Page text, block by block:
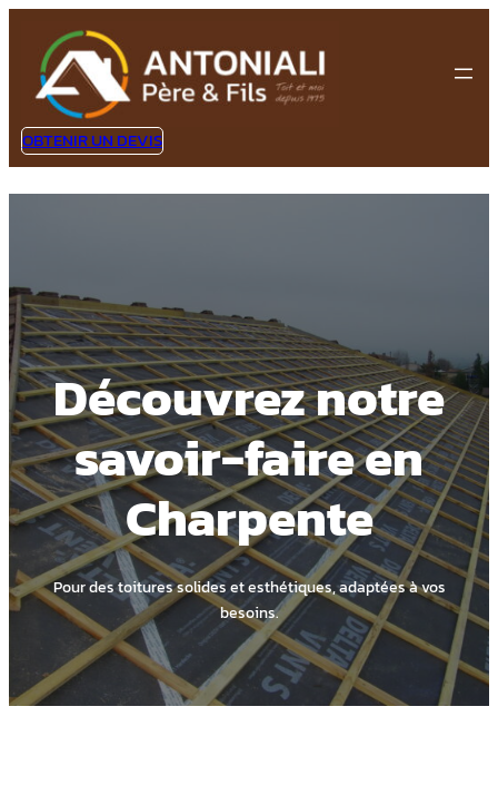
OBTENIR UN DEVIS
Découvrez notre
savoir-faire en
Charpente
Pour des toitures solides et esthétiques, adaptées à vos
besoins.